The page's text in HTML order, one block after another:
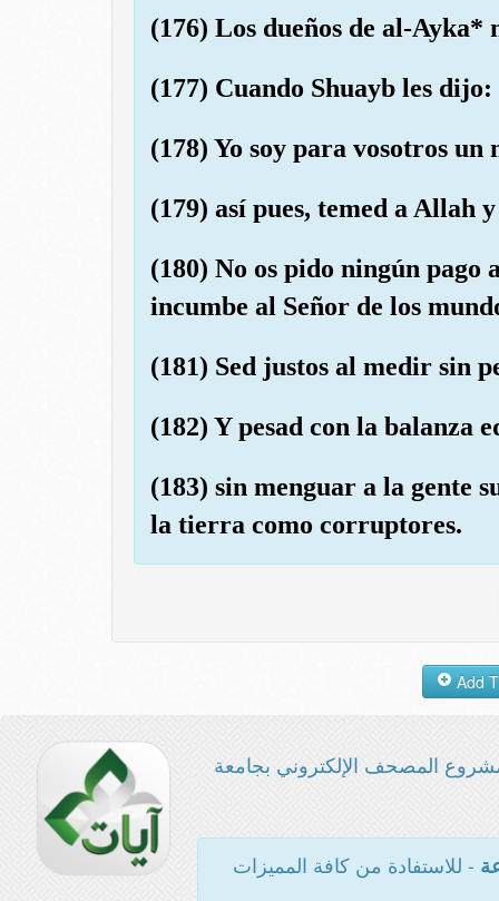
(176) Los dueños de al-Ayka*
(177) Cuando Shuayb les
(178) Yo soy para vosotros un
(179) así pues, temed a Allah
(180) No os pido ningún pago
incumbe al Señor de los
(181) Sed justos al medir sin
(182) Y pesad con la balanza
(183) sin menguar a la gente
la tierra como corruptores.
المصحف الإلكتروني بجامعة
- للاستفادة من كافة المميزات